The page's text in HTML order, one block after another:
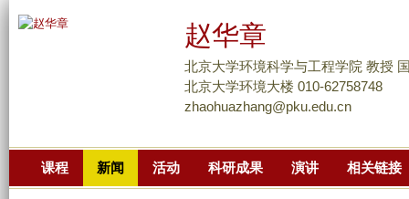
到
主
要
赵华章
北京大学环境科学与工程学院 教授
北京大学环境大楼 010-62758748
zhaohuazhang@pku.edu.cn
课程 新闻 活动 科研成果 演讲 相关链接